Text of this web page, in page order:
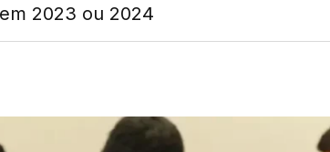
2023 ou 2024